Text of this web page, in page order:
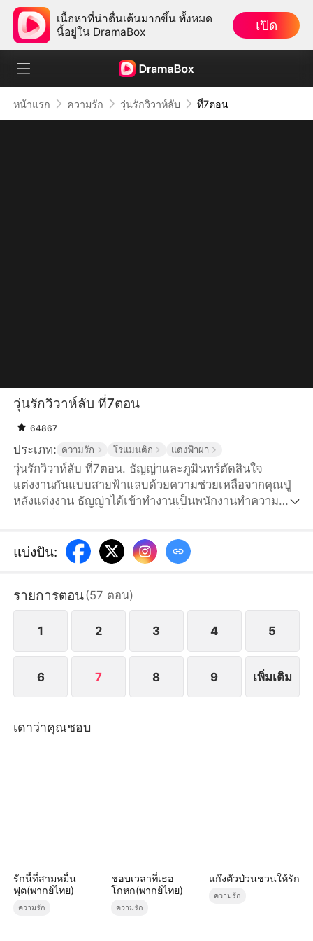
เนื้อหาที่น่าตื่นเต้นมากขึ้น ทั้งหมด
นี้อยู่ใน DramaBox
เปิด
หน้าแรก ความรัก วุ่นรักวิวาห์ลับ ที่7ตอน
วุ่นรักวิวาห์ลับ ที่7ตอน
64867
ประเภท: ความรัก โรแมนติก แต่งฟ้าผ่า
วุ่นรักวิวาห์ลับ ที่7ตอน. ธัญญ่าและภูมินทร์ตัดสินใจ
แต่งงานกันแบบสายฟ้าแลบด้วยความช่วยเหลือจากคุณปู่
หลังแต่งงาน ธัญญ่าได้เข้าทำงานเป็นพนักงานทำความ
ที่คิด เมื่อธัญญ่าต้องเผชิญกับสายตาดูถูกจากเพื่อนร่วมงาน
และยังต้องตกเป็นเป้าอาฆาตของแพนเค้ก เพื่อนซี้สมัยเด็ก
รู้สึกเธอแย่งภูมินทร์ไป จึงใส่ร้ายป้ายสีธัญญ่าเพื่อหวัง
ทำลายชีวิตคู่ของทั้งสอง
แบ่งปัน:
รายการตอน(57 ตอน)
1 2 3 4 5
6 7 8 9 เพิ่มเติม
เดาว่าคุณชอบ
รักนี้ที่สามหมื่น
ฟุต(พากย์ไทย)
ความรัก
ชอบเวลาที่เธอ
โกหก(พากย์ไทย)
ความรัก
แก๊งตัวป่วนชวนให้รัก
ความรัก